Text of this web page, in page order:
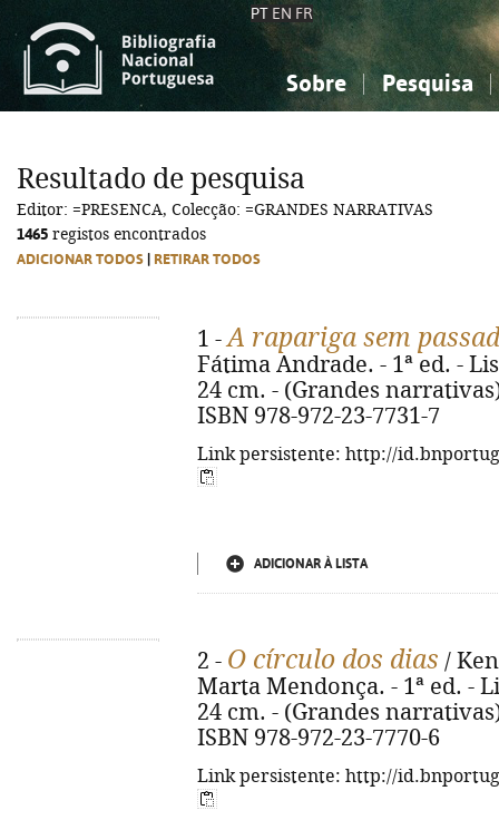
PT EN FR
Sobre Pesquisa
Ciências sociais...
Ciências sociais...
Resultado de pesquisa
Editor: =PRESENCA, Colecção: =GRANDES NARRATIVAS
1465 registos encontrados
ADICIONAR TODOS RETIRAR TODOS
1 -A rapariga sem
Fátima Andrade. - 1ª ed. -
24 cm. - (Grandes
ISBN 978-972-23-7731-7
Link persistente: http://
ADICIONAR À LISTA
2 - O círculo dos dias /
Marta Mendonça. - 1ª ed. -
24 cm. - (Grandes
ISBN 978-972-23-7770-6
Link persistente: http://